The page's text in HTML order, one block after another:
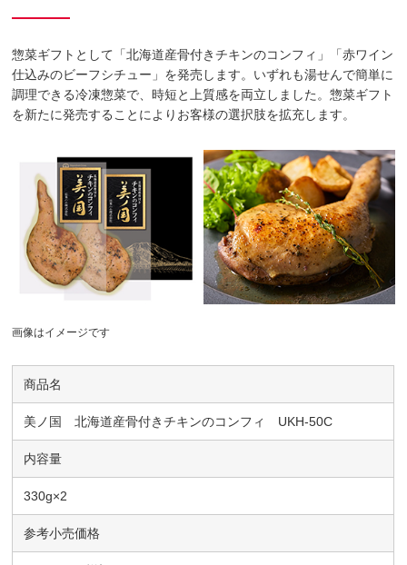
惣菜ギフトとして「北海道産骨付きチキンのコンフィ」「赤ワイン
仕込みのビーフシチュー」を発売します。いずれも湯せんで簡単に
調理できる冷凍惣菜で、時短と上質感を両立しました。惣菜ギフト
を新たに発売することによりお客様の選択肢を拡充します。
画像はイメージです
商品名
美ノ国 北海道産骨付きチキンのコンフィ UKH-50C
内容量
330g×2
参考小売価格